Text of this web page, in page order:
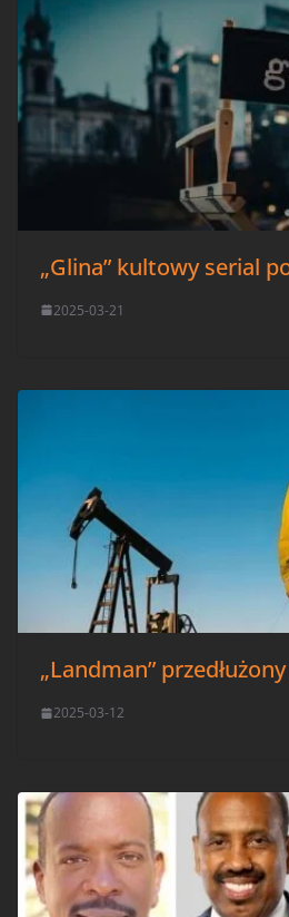
„Glina” kultowy serial
2025-03-21
„Landman”
2025-03-12